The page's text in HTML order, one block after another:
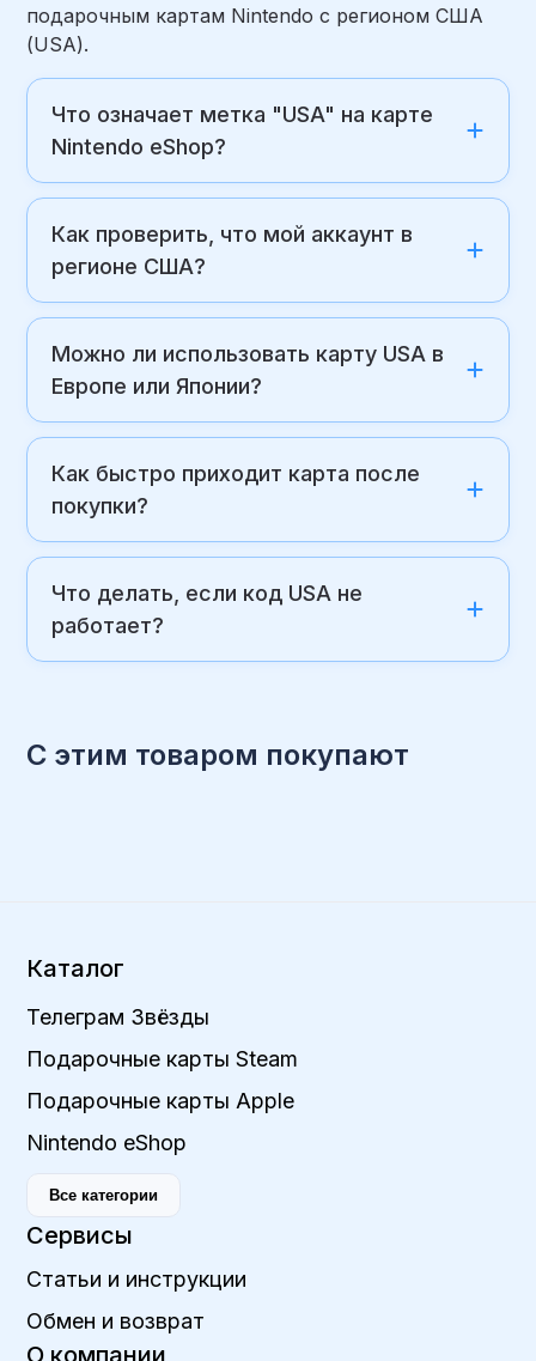
подарочным картам Nintendo с регионом США
(USA).
Что означает метка "USA" на карте
Nintendo eShop?
Как проверить, что мой аккаунт в
регионе США?
Можно ли использовать карту USA в
Европе или Японии?
Как быстро приходит карта после
покупки?
Что делать, если код USA не
работает?
С этим товаром покупают
Каталог
Телеграм Звёзды
Подарочные карты Steam
Подарочные карты Apple
Nintendo eShop
Все категории
Сервисы
Статьи и инструкции
Обмен и возврат
О компании